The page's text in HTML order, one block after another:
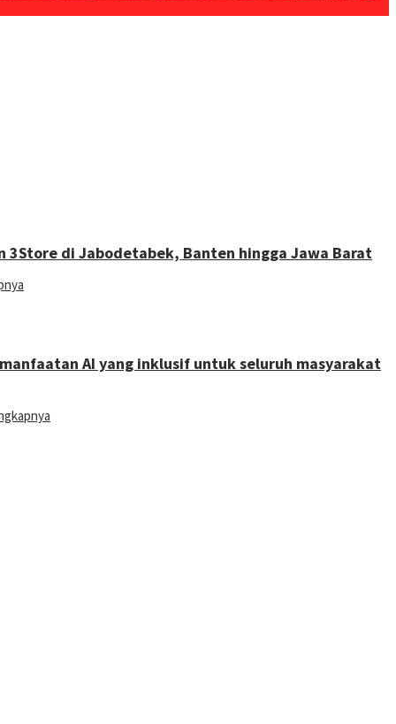
3Store di Jabodetabek, Banten hingga Jawa Barat
AI yang inklusif untuk seluruh masyarakat